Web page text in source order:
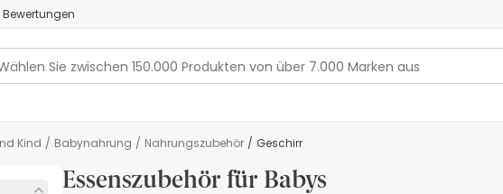
Bewertungen
Kind / Babynahrung / Nahrungszubehör / Geschirr
Essenszubehör für Babys